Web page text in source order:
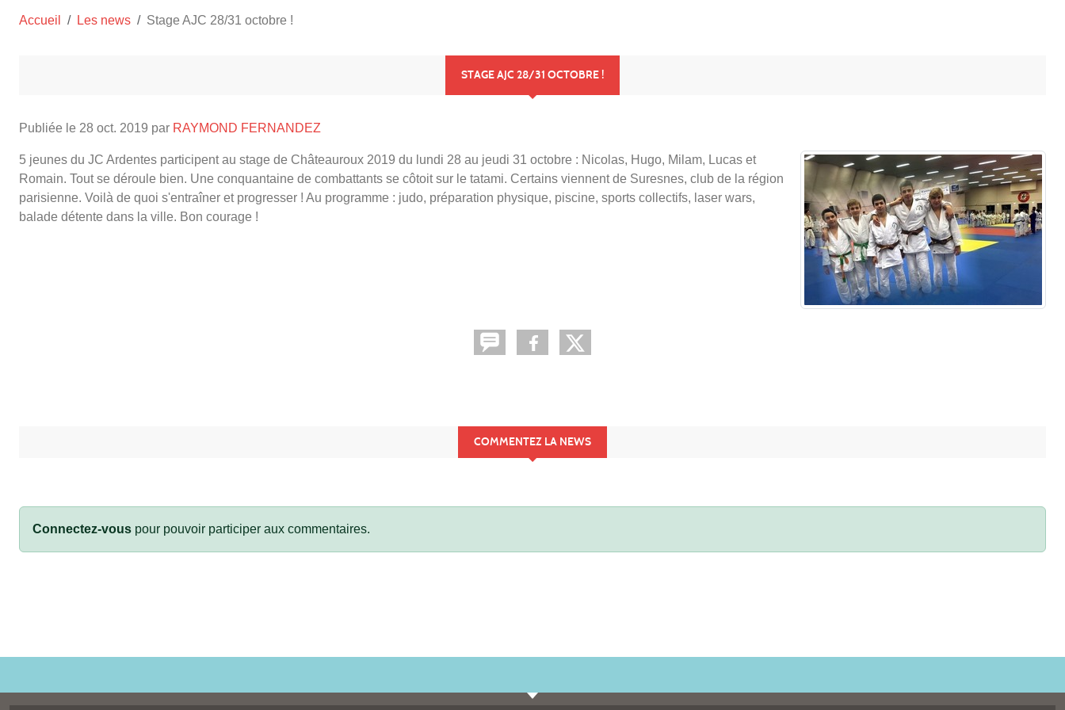
Accueil Les news Stage AJC 28/31 octobre !
STAGE AJC 28/31 OCTOBRE !
Publiée le 28 oct. 2019 par RAYMOND FERNANDEZ
5 jeunes du JC Ardentes participent au stage de Châteauroux 2019 du lundi 28 au jeudi 31 octobre : Nicolas, Hugo, Milam, Lucas et
Romain. Tout se déroule bien. Une conquantaine de combattants se côtoit sur le tatami. Certains viennent de Suresnes, club de la région
parisienne. Voilà de quoi s'entraîner et progresser ! Au programme : judo, préparation physique, piscine, sports collectifs, laser wars,
balade détente dans la ville. Bon courage !
COMMENTEZ LA NEWS
Connectez-vous pour pouvoir participer aux commentaires.